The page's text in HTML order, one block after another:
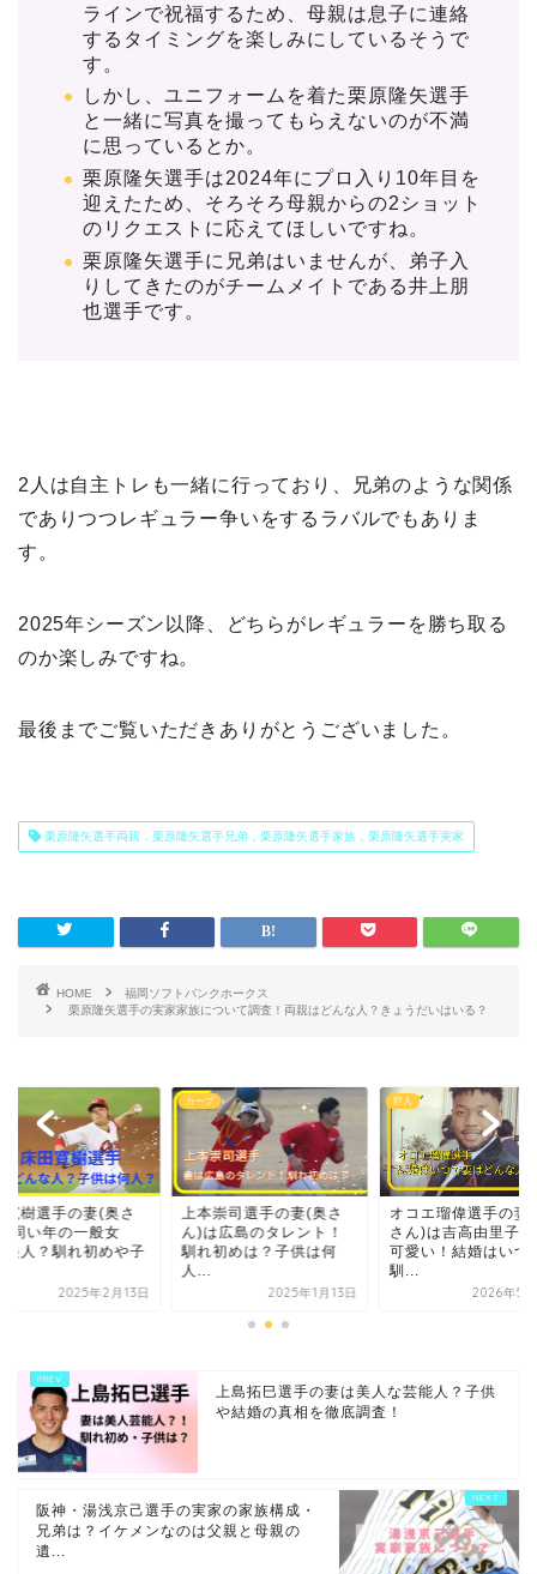
ラインで祝福するため、母親は息子に連絡
するタイミングを楽しみにしているそうで
す。
しかし、ユニフォームを着た栗原隆矢選手
と一緒に写真を撮ってもらえないのが不満
に思っているとか。
栗原隆矢選手は2024年にプロ入り10年目を
迎えたため、そろそろ母親からの2ショット
のリクエストに応えてほしいですね。
栗原隆矢選手に兄弟はいませんが、弟子入
りしてきたのがチームメイトである井上朋
也選手です。
2人は自主トレも一緒に行っており、兄弟のような関係
でありつつレギュラー争いをするラバルでもありま
す。
2025年シーズン以降、どちらがレギュラーを勝ち取る
のか楽しみですね。
最後までご覧いただきありがとうございました。
栗原隆矢選手両親，栗原隆矢選手兄弟，栗原隆矢選手家族，栗原隆矢選手実家
HOME
福岡ソフトバンクホークス
栗原隆矢選手の実家家族について調査！両親はどんな人？きょうだいはいる？
崇司選手の妻(奥さ
広島のタレント！
初めは？子供は何
2025年1月13日
巨人
オコエ瑠偉選手の妻(奥
さん)は吉高由里子似で
可愛い！結婚はいつで
馴...
2026年5月23日
カープ
床田寛樹選手の妻(
ん)は同い年の一般女
性！美人？馴れ初め
供...
2025年2
上島拓巳選手の妻は美人な芸能人？子供
や結婚の真相を徹底調査！
阪神・湯浅京己選手の実家の家族構成・
兄弟は？イケメンなのは父親と母親の
遺...